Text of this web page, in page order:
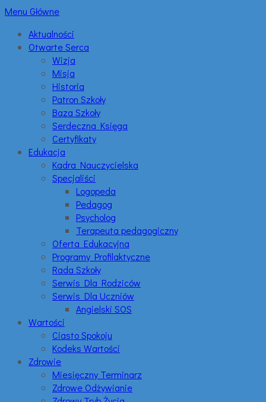
Menu Główne
Aktualności
Otwarte Serca
Wizja
Misja
Historia
Patron Szkoły
Baza Szkoły
Serdeczna Księga
Certyfikaty
Edukacja
Kadra Nauczycielska
Specjaliści
Logopeda
Pedagog
Psycholog
Terapeuta pedagogiczny
Oferta Edukacyjna
Programy Profilaktyczne
Rada Szkoły
Serwis Dla Rodziców
Serwis Dla Uczniów
Angielski SOS
Wartości
Ciasto Spokoju
Kodeks Wartości
Zdrowie
Miesięczny Terminarz
Zdrowe Odżywianie